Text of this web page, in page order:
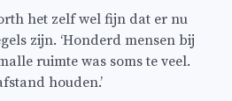
het zelf wel fijn dat er nu
zijn. ‘Honderd mensen bij
ruimte was soms te veel.
houden.’